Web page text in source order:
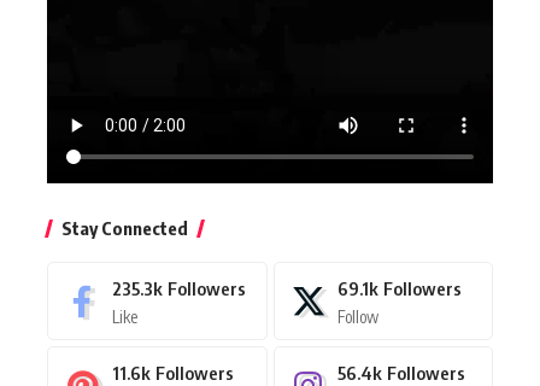
Stay Connected
235.3k Followers
Like
69.1k Followers
Follow
11.6k Followers 56.4k Followers